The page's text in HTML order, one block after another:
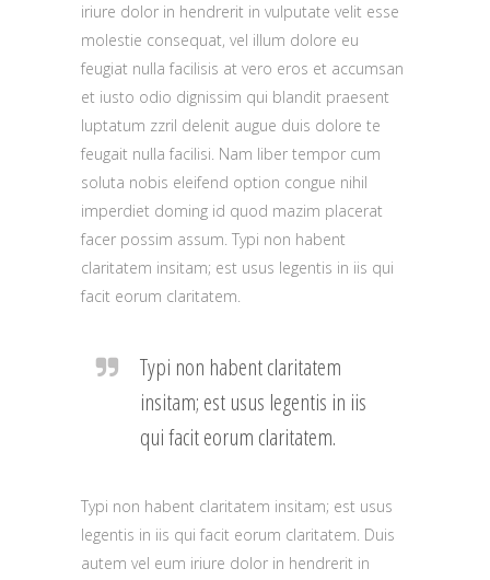
iriure dolor in hendrerit in vulputate velit esse
molestie consequat, vel illum dolore eu
feugiat nulla facilisis at vero eros et accumsan
et iusto odio dignissim qui blandit praesent
luptatum zzril delenit augue duis dolore te
feugait nulla facilisi. Nam liber tempor cum
soluta nobis eleifend option congue nihil
imperdiet doming id quod mazim placerat
facer possim assum. Typi non habent
claritatem insitam; est usus legentis in iis qui
facit eorum claritatem.
Typi non habent claritatem
insitam; est usus legentis in iis
qui facit eorum claritatem.
Typi non habent claritatem insitam; est usus
legentis in iis qui facit eorum claritatem. Duis
autem vel eum iriure dolor in hendrerit in